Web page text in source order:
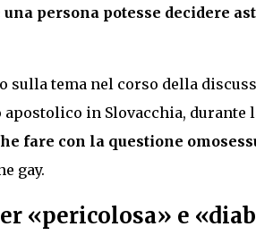
una persona potesse decidere
sulla tema nel corso della
in Slovacchia, durante
fare con la questione
gay.
«pericolosa» e